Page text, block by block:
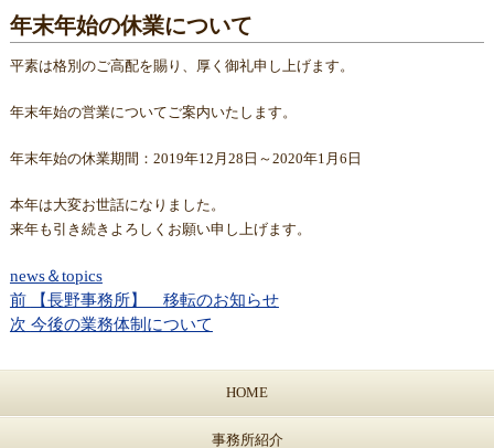
年末年始の休業について
平素は格別のご高配を賜り、厚く御礼申し上げます。
年末年始の営業についてご案内いたします。
年末年始の休業期間：2019年12月28日～2020年1月6日
本年は大変お世話になりました。
来年も引き続きよろしくお願い申し上げます。
news＆topics
前
【長野事務所】 移転のお知らせ
次 今後の業務体制について
HOME
事務所紹介